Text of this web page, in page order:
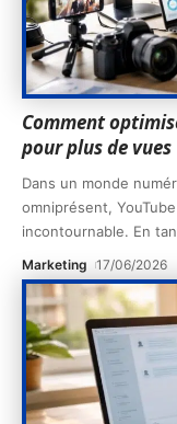
Comment
pour plus de vues
Dans un monde
omniprésent,
incontournable. En
Marketing 17/06/2026